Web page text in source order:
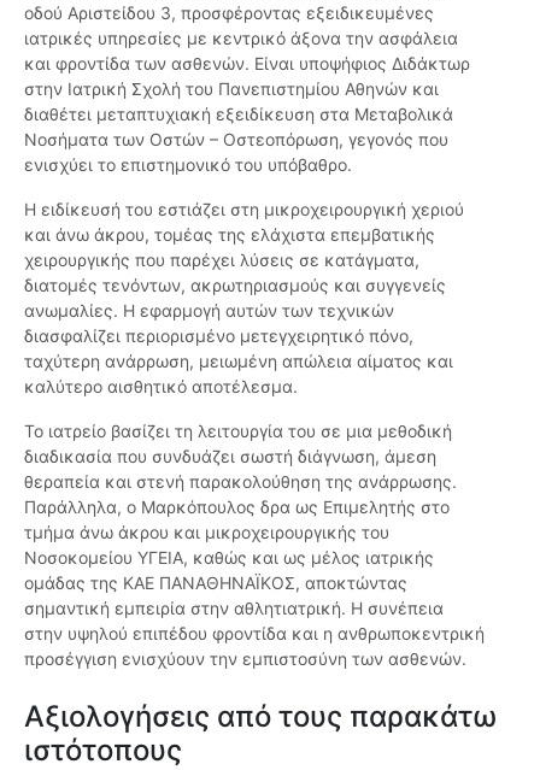
οδού Αριστείδου 3, προσφέροντας εξειδικευμένες
ιατρικές υπηρεσίες με κεντρικό άξονα την ασφάλεια
και φροντίδα των ασθενών. Είναι υποψήφιος Διδάκτωρ
στην Ιατρική Σχολή του Πανεπιστημίου Αθηνών και
διαθέτει μεταπτυχιακή εξειδίκευση στα Μεταβολικά
Νοσήματα των Οστών – Οστεοπόρωση, γεγονός που
ενισχύει το επιστημονικό του υπόβαθρο.
Η ειδίκευσή του εστιάζει στη μικροχειρουργική χεριού
και άνω άκρου, τομέας της ελάχιστα επεμβατικής
χειρουργικής που παρέχει λύσεις σε κατάγματα,
διατομές τενόντων, ακρωτηριασμούς και συγγενείς
ανωμαλίες. Η εφαρμογή αυτών των τεχνικών
διασφαλίζει περιορισμένο μετεγχειρητικό πόνο,
ταχύτερη ανάρρωση, μειωμένη απώλεια αίματος και
καλύτερο αισθητικό αποτέλεσμα.
Το ιατρείο βασίζει τη λειτουργία του σε μια μεθοδική
διαδικασία που συνδυάζει σωστή διάγνωση, άμεση
θεραπεία και στενή παρακολούθηση της ανάρρωσης.
Παράλληλα, ο Μαρκόπουλος δρα ως Επιμελητής στο
τμήμα άνω άκρου και μικροχειρουργικής του
Νοσοκομείου ΥΓΕΙΑ, καθώς και ως μέλος ιατρικής
ομάδας της ΚΑΕ ΠΑΝΑΘΗΝΑΪΚΟΣ, αποκτώντας
σημαντική εμπειρία στην αθλητιατρική. Η συνέπεια
στην υψηλού επιπέδου φροντίδα και η ανθρωποκεντρική
προσέγγιση ενισχύουν την εμπιστοσύνη των ασθενών.
Αξιολογήσεις από τους παρακάτω
ιστότοπους